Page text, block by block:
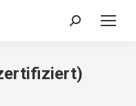
Search: